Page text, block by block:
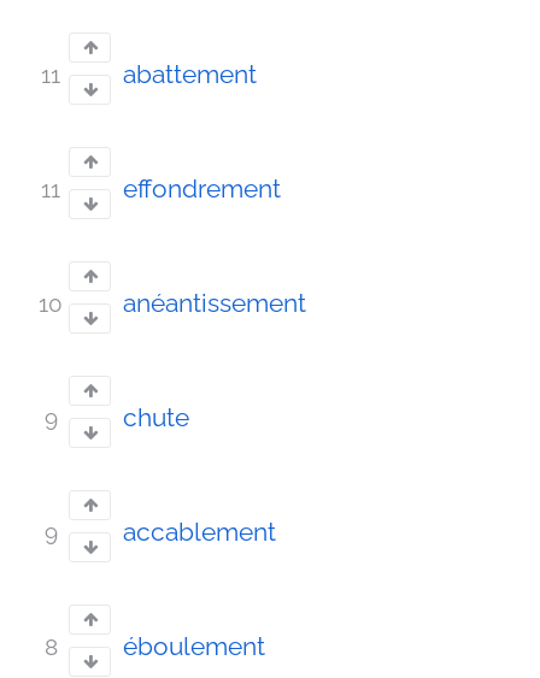
11 abattement
11 effondrement
10 anéantissement
9 chute
9 accablement
8 éboulement